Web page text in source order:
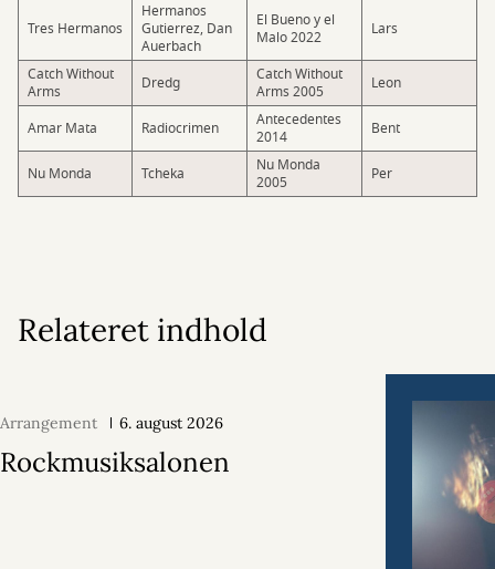
Tres Hermanos
Hermanos
Gutierrez, Dan
Auerbach
El Bueno y el
Malo 2022
Lars
Catch Without
Arms
Dredg
Catch Without
Arms 2005
Leon
Amar Mata Radiocrimen
Antecedentes
2014
Bent
Nu Monda Tcheka
Nu Monda
2005
Per
Relateret indhold
Arrangement 6. august 2026
Rockmusiksalonen